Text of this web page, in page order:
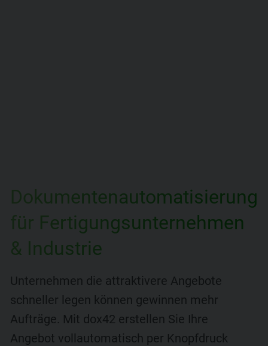
Dokumentenautomatisierung
für Fertigungsunternehmen
& Industrie
Unternehmen die attraktivere Angebote
schneller legen können gewinnen mehr
Aufträge. Mit dox42 erstellen Sie Ihre
Angebot vollautomatisch per Knopfdruck